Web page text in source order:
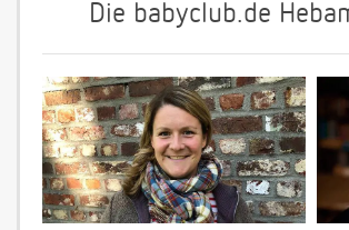
Die babyclub.de